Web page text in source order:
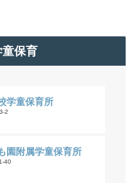
保育
学童保育所
2
園附属学童保育所
40